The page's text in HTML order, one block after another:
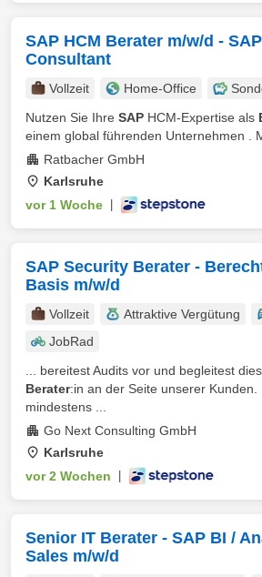
SAP HCM Berater m/w/d -
Consultant
Vollzeit Home-Office
Nutzen Sie Ihre SAP HCM-Expertise als
einem global führenden Unternehmen .
Ratbacher GmbH
Karlsruhe
vor 1 Woche
SAP Security Berater -
Basis m/w/d
Vollzeit Attraktive Vergütung
JobRad
... bereitest Audits vor und begleitest
Berater:in an der Seite unserer Kunden.
mindestens ...
Go Next Consulting GmbH
Karlsruhe
vor 2 Wochen
Senior IT Berater - SAP BI /
Sales m/w/d